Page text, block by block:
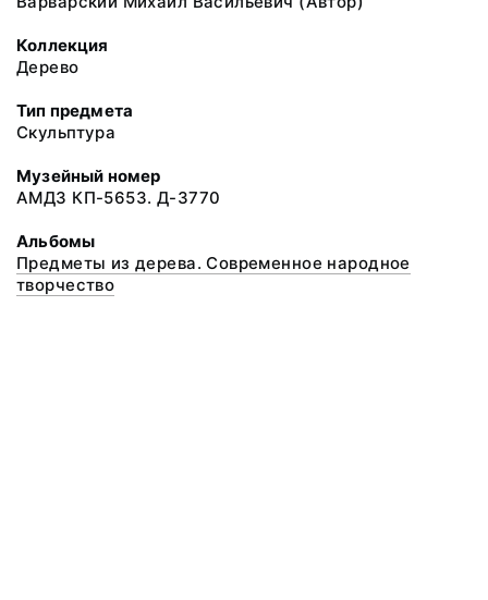
Коллекция
Дерево
Тип предмета
Скульптура
Музейный номер
АМДЗ КП-5653. Д-3770
Альбомы
Предметы из дерева. Современное народное
творчество